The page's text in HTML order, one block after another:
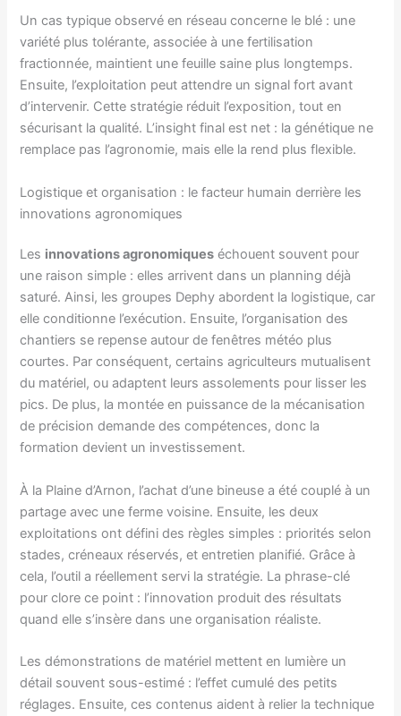
Un cas typique observé en réseau concerne le blé : une
variété plus tolérante, associée à une fertilisation
fractionnée, maintient une feuille saine plus longtemps.
Ensuite, l’exploitation peut attendre un signal fort avant
d’intervenir. Cette stratégie réduit l’exposition, tout en
sécurisant la qualité. L’insight final est net : la génétique ne
remplace pas l’agronomie, mais elle la rend plus flexible.
Logistique et organisation : le facteur humain derrière les
innovations agronomiques
Les innovations agronomiques échouent souvent pour
une raison simple : elles arrivent dans un planning déjà
saturé. Ainsi, les groupes Dephy abordent la logistique, car
elle conditionne l’exécution. Ensuite, l’organisation des
chantiers se repense autour de fenêtres météo plus
courtes. Par conséquent, certains agriculteurs mutualisent
du matériel, ou adaptent leurs assolements pour lisser les
pics. De plus, la montée en puissance de la mécanisation
de précision demande des compétences, donc la
formation devient un investissement.
À la Plaine d’Arnon, l’achat d’une bineuse a été couplé à un
partage avec une ferme voisine. Ensuite, les deux
exploitations ont défini des règles simples : priorités selon
stades, créneaux réservés, et entretien planifié. Grâce à
cela, l’outil a réellement servi la stratégie. La phrase-clé
pour clore ce point : l’innovation produit des résultats
quand elle s’insère dans une organisation réaliste.
Les démonstrations de matériel mettent en lumière un
détail souvent sous-estimé : l’effet cumulé des petits
réglages. Ensuite, ces contenus aident à relier la technique